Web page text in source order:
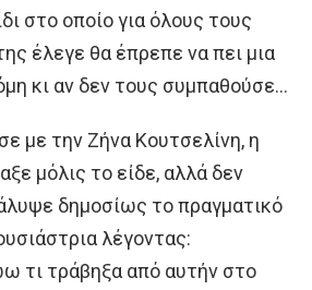
στο οποίο για όλους τους
έλεγε θα έπρεπε να πει μια
κι αν δεν τους συμπαθούσε…
με την Ζήνα Κουτσελίνη, η
μόλις το είδε, αλλά δεν
δημοσίως το πραγματικό
λέγοντας:
τι τράβηξα από αυτήν στο